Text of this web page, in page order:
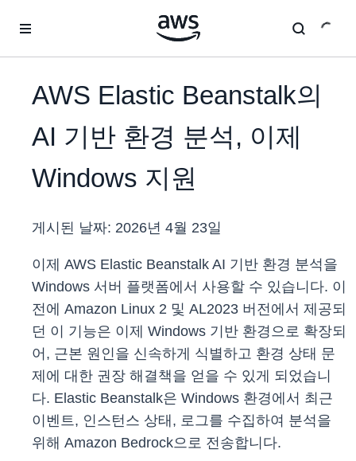
AWS Elastic Beanstalk의
AI 기반 환경 분석, 이제
Windows 지원
게시된 날짜: 2026년 4월 23일
이제 AWS Elastic Beanstalk AI 기반 환경 분석을
Windows 서버 플랫폼에서 사용할 수 있습니다. 이
전에 Amazon Linux 2 및 AL2023 버전에서 제공되
던 이 기능은 이제 Windows 기반 환경으로 확장되
어, 근본 원인을 신속하게 식별하고 환경 상태 문
제에 대한 권장 해결책을 얻을 수 있게 되었습니
다. Elastic Beanstalk은 Windows 환경에서 최근
이벤트, 인스턴스 상태, 로그를 수집하여 분석을
위해 Amazon Bedrock으로 전송합니다.